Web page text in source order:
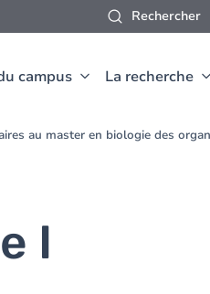
Rechercher
campus La recherche
au master en biologie des
I